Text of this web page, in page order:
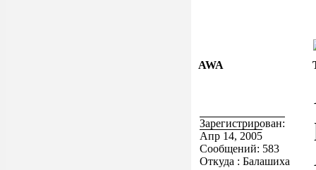
AWA
Зарегистрирован:
Апр 14, 2005
Сообщений: 583
Откуда : Балашиха